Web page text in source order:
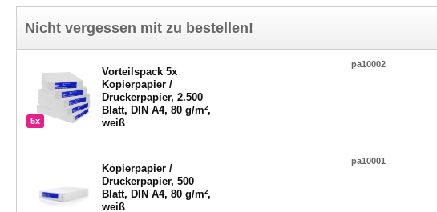
Nicht vergessen mit zu bestellen!
5x
Vorteilspack 5x
Kopierpapier /
Druckerpapier, 2.500
Blatt, DIN A4, 80 g/m²,
weiß
pa10002
Kopierpapier /
Druckerpapier, 500
Blatt, DIN A4, 80 g/m²,
weiß
pa10001